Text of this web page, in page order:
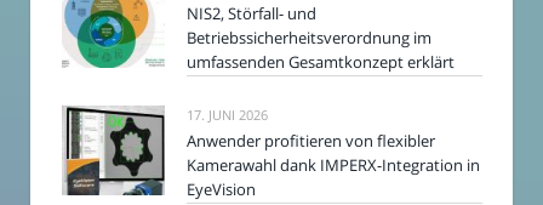
NIS2, Störfall- und
Betriebssicherheitsverordnung im
umfassenden Gesamtkonzept erklärt
17. JUNI 2026
Anwender profitieren von flexibler
Kamerawahl dank IMPERX-Integration in
EyeVision